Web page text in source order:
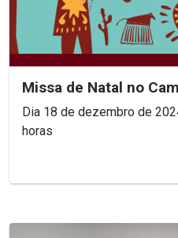
Missa de Natal no
Dia 18 de dezembro de
horas